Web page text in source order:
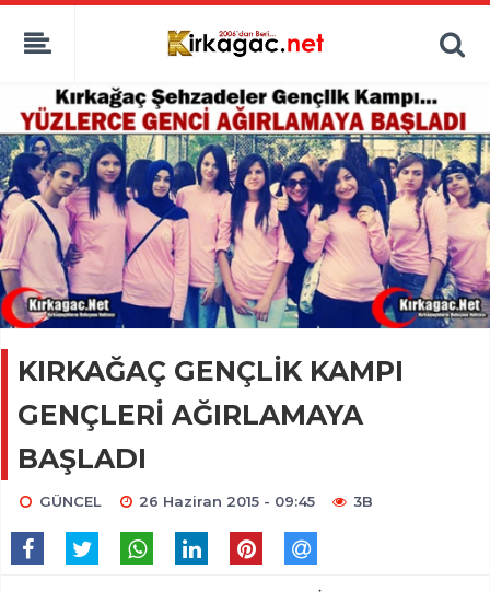
KIRKAĞAÇ GENÇLİK KAMPI
GENÇLERİ AĞIRLAMAYA
BAŞLADI
GÜNCEL 26 Haziran 2015 - 09:45 3B